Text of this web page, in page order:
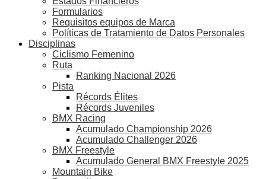
Formularios
Requisitos equipos de Marca
Políticas de Tratamiento de Datos Personales
Disciplinas
Ciclismo Femenino
Ruta
Ranking Nacional 2026
Pista
Récords Élites
Récords Juveniles
BMX Racing
Acumulado Championship 2026
Acumulado Challenger 2026
BMX Freestyle
Acumulado General BMX Freestyle 2025
Mountain Bike